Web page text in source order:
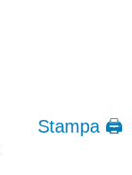
Stampa 🖨